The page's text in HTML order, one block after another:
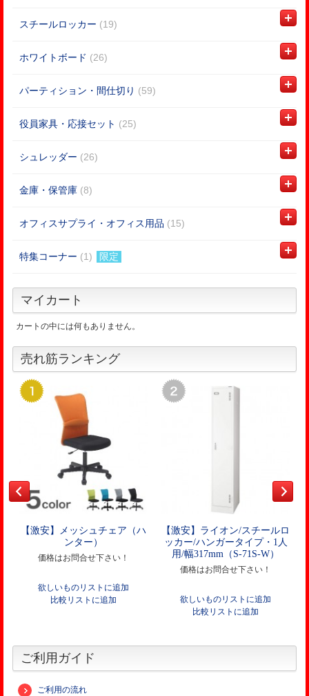
スチールロッカー (19)
ホワイトボード (26)
パーティション・間仕切り (59)
役員家具・応接セット (25)
シュレッダー (26)
金庫・保管庫 (8)
オフィスサプライ・オフィス用品 (15)
特集コーナー (1) 限定
マイカート
カートの中には何もありません。
売れ筋ランキング
【激安】メッシュチェア（ハ
ンター）
価格はお問合せ下さい！
欲しいものリストに追加
比較リストに追加
【激安】ライオン/スチールロ
ッカー/ハンガータイプ・1人
用/幅317mm（S-71S-W）
価格はお問合せ下さい！
欲しいものリストに追加
比較リストに追加
ご利用ガイド
ご利用の流れ